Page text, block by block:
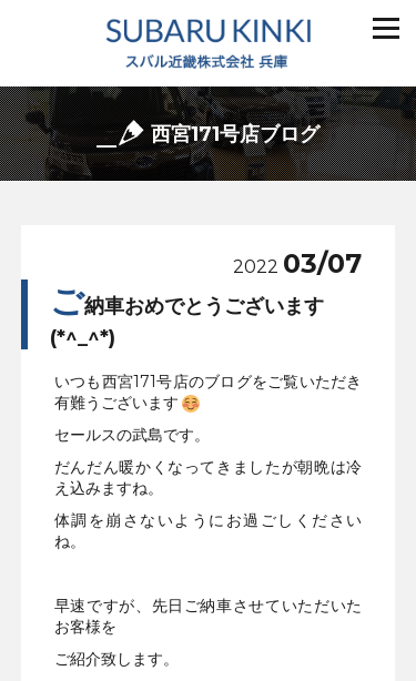
西宮171号店ブログ
2022 03/07
ご納車おめでとうございます
(*^_^*)
いつも西宮171号店のブログをご覧いただき
有難うございます
セールスの武島です。
だんだん暖かくなってきましたが朝晩は冷
え込みますね。
体調を崩さないようにお過ごしください
ね。
早速ですが、先日ご納車させていただいた
お客様を
ご紹介致します。